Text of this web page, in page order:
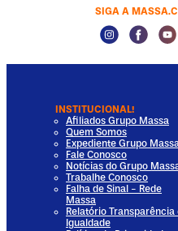
SIGA A
INSTITUCIONAL!
Afiliados Grupo Massa
Quem Somos
Expediente Grupo
Fale Conosco
Notícias do Grupo
Trabalhe Conosco
Falha de Sinal - Rede
Massa
Relatório Transparência
Igualdade